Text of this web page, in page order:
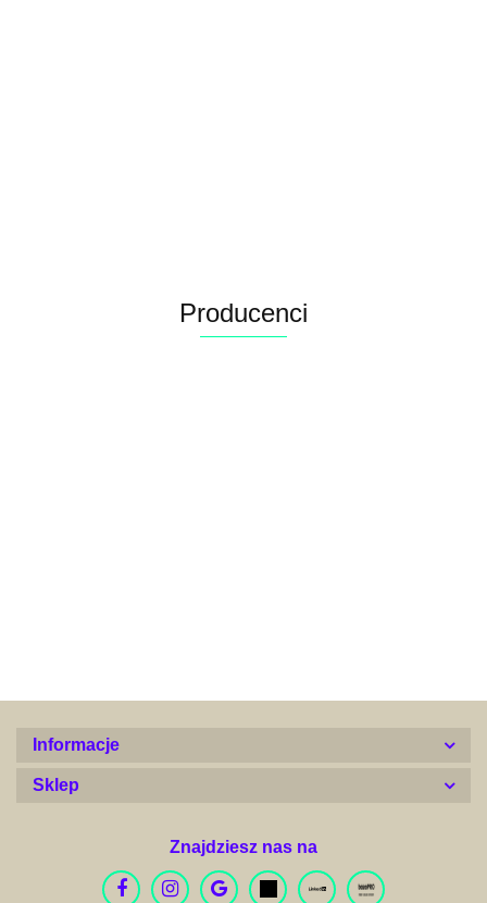
Producenci
Informacje
Sklep
Znajdziesz nas na